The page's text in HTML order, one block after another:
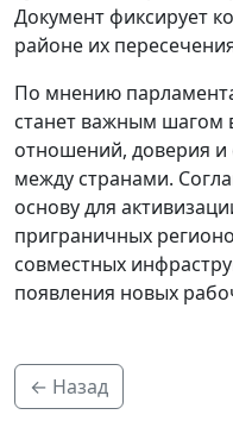
Документ фиксирует
районе их
По мнению
станет важным шагом
отношений, доверия и
между странами.
основу для
приграничных
совместных
появления новых
← Назад